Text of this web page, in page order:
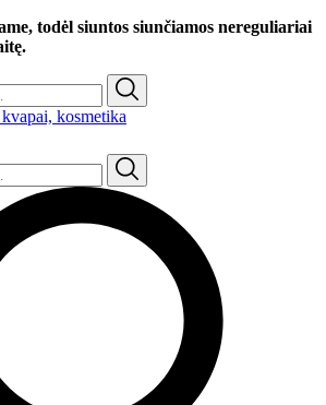
todėl siuntos siunčiamos nereguliariai